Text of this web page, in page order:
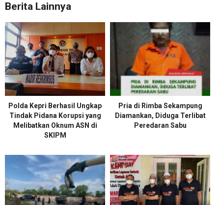
Berita Lainnya
Polda Kepri Berhasil Ungkap
Tindak Pidana Korupsi yang
Melibatkan Oknum ASN di
SKIPM
Pria di Rimba Sekampung
Diamankan, Diduga Terlibat
Peredaran Sabu